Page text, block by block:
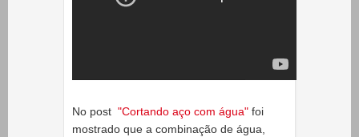
No post "Cortando aço com água" foi
mostrado que a combinação de água,